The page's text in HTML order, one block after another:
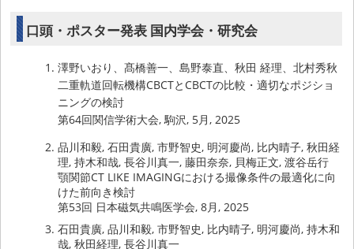
口頭・ポスター発表 国内学会・研究会
澤野いおり、髙橋善一、島野泰直、秋田 経理、北村秀秋
二重軌道回転機構CBCTとCBCTの比較・適切なポジショ
ニングの検討
第64回関信学術大会, 駒沢, 5月, 2025
品川和毅, 石田貴廣, 市野智史, 明河慶尚, 比内晴子, 秋田経
理, 持木和哉, 長谷川真一, 藤田奈奈, 貝梅正文, 渡谷岳行
顎関節CT LIKE IMAGINGにおける撮像条件の最適化に向
けた前向き検討
第53回 日本磁気共鳴医学会, 8月, 2025
石田貴廣, 品川和毅, 市野智史, 比内晴子, 明河慶尚, 持木和
哉, 秋田経理, 長谷川真一